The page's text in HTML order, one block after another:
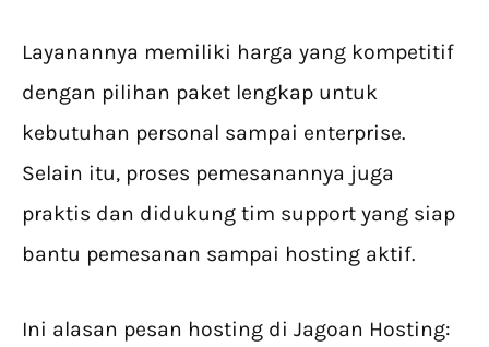
Layanannya memiliki harga yang kompetitif
dengan pilihan paket lengkap untuk
kebutuhan personal sampai enterprise.
Selain itu, proses pemesanannya juga
praktis dan didukung tim support yang siap
bantu pemesanan sampai hosting aktif.
Ini alasan pesan hosting di Jagoan Hosting: